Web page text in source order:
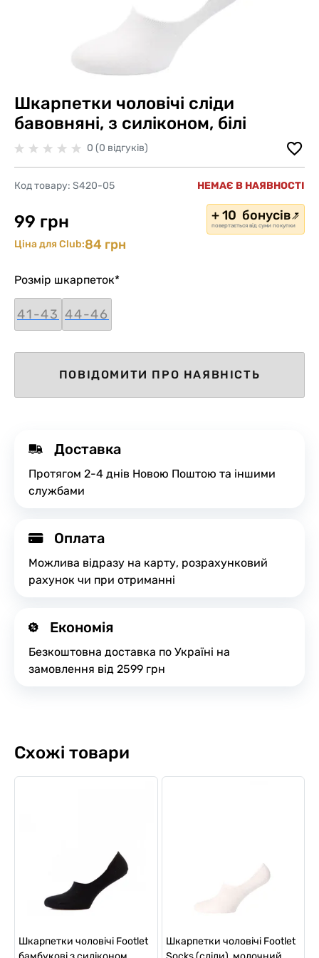
Шкарпетки чоловічі сліди
бавовняні, з силіконом, білі
0 (0 відгуків)
Код товару: S420-05 НЕМАЄ В НАЯВНОСТІ
99 грн + 10 бонусів
повертається від суми покупки
Ціна для Club:84 грн
Розмір шкарпеток*
41-43 44-46
ПОВІДОМИТИ ПРО НАЯВНІСТЬ
Доставка
Протягом 2-4 днів Новою Поштою та іншими
службами
Оплата
Можлива відразу на карту, розрахунковий
рахунок чи при отриманні
Економія
Безкоштовна доставка по Україні на
замовлення від 2599 грн
Схожі товари
Шкарпетки чоловічі Footlet
Шкарпетки чоловічі Footlet